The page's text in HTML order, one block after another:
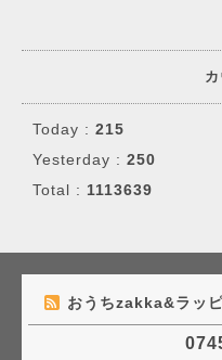
Today : 215
Yesterday : 250
Total : 1113639
おうちzakka&ラ